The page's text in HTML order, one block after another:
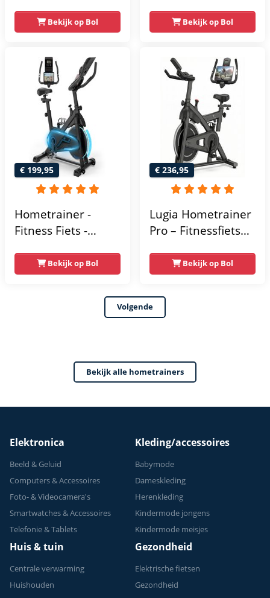
Trainingsprogramma's
- Hartslagsensoren
Bekijk op Bol
Weerstandsniveaus
- Tablethouder
voor Bluetooth
Kinomap & Zwift -
Fiets Lage Instap,
Ergonomisch & Stil
- Hometrainers
Fitness voor Thuis
Bekijk op Bol
€ 199,95
Hometrainer -
Fitness Fiets -
Vliegwiel -
Hartslagmeter -
Incl App - Extreem
Bekijk op Bol
€ 236,95
Lugia Hometrainer
Pro – Fitnessfiets
Gebruikers –
Premium Vering &
Demping – Extra
Soepel & Stil –
Bekijk op Bol
Volgende
Bekijk alle hometrainers
Elektronica
Beeld & Geluid
Computers & Accessoires
Foto- & Videocamera's
Smartwatches & Accessoires
Telefonie & Tablets
Kleding/accessoires
Babymode
Dameskleding
Herenkleding
Kindermode jongens
Kindermode meisjes
Huis & tuin
Centrale verwarming
Huishouden
Gezondheid
Elektrische fietsen
Gezondheid